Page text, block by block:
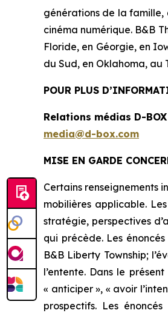
générations de la famille,
cinéma numérique. B&B
Floride, en Géorgie, en
du Sud, en Oklahoma, au
POUR PLUS
Relations médias D-
media@d-box.com
MISE EN GARDE
Certains renseignements
mobilières applicable.
stratégie, perspectives
qui précède. Les
B&B Liberty Township;
l’entente. Dans le
« anticiper », « avoir
prospectifs. Les